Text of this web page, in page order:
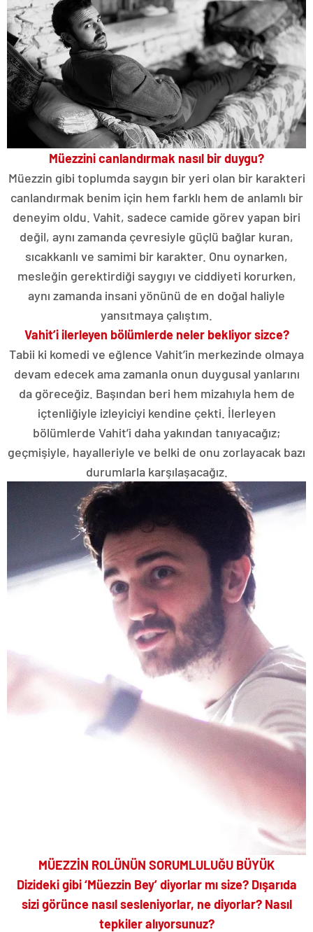
Müezzini canlandırmak nasıl bir duygu?
Müezzin gibi toplumda saygın bir yeri olan bir karakteri
canlandırmak benim için hem farklı hem de anlamlı bir
deneyim oldu. Vahit, sadece camide görev yapan biri
değil, aynı zamanda çevresiyle güçlü bağlar kuran,
sıcakkanlı ve samimi bir karakter. Onu oynarken,
mesleğin gerektirdiği saygıyı ve ciddiyeti korurken,
aynı zamanda insani yönünü de en doğal haliyle
yansıtmaya çalıştım.
Vahit’i ilerleyen bölümlerde neler bekliyor sizce?
Tabii ki komedi ve eğlence Vahit’in merkezinde olmaya
devam edecek ama zamanla onun duygusal yanlarını
da göreceğiz. Başından beri hem mizahıyla hem de
içtenliğiyle izleyiciyi kendine çekti. İlerleyen
bölümlerde Vahit’i daha yakından tanıyacağız;
geçmişiyle, hayalleriyle ve belki de onu zorlayacak bazı
durumlarla karşılaşacağız.
MÜEZZİN ROLÜNÜN SORUMLULUĞU BÜYÜK
Dizideki gibi ‘Müezzin Bey’ diyorlar mı size? Dışarıda
sizi görünce nasıl sesleniyorlar, ne diyorlar? Nasıl
tepkiler alıyorsunuz?